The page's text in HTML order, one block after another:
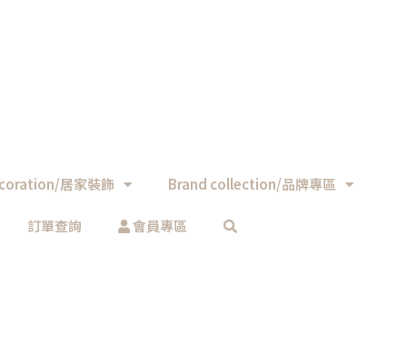
居家裝飾 Brand collection/品牌專區
訂單查詢 會員專區